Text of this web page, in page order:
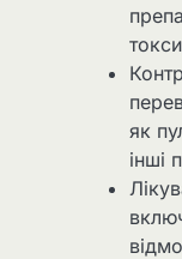
як
інші